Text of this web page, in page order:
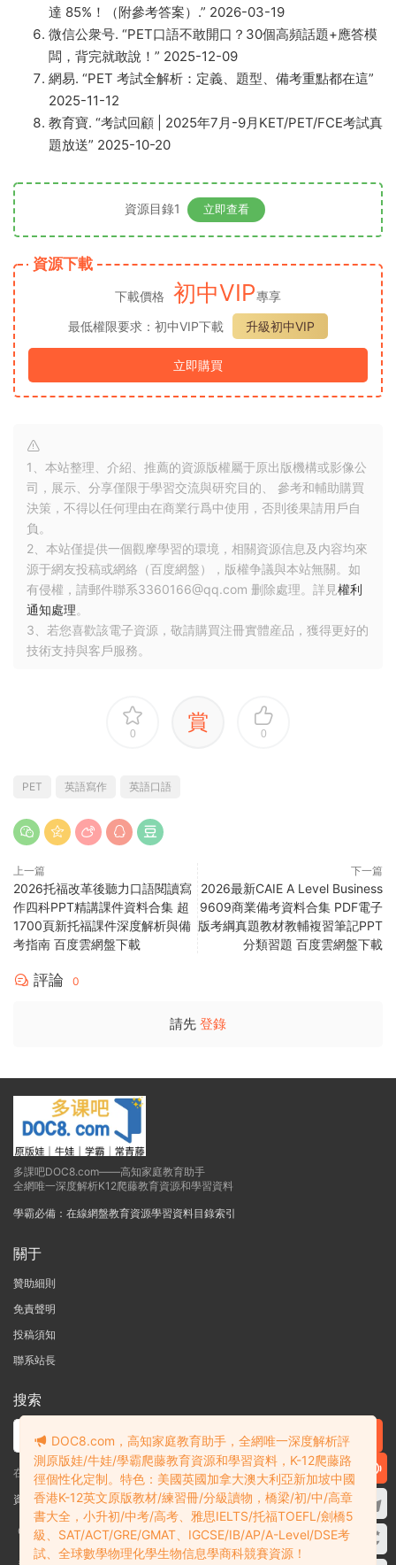
達 85%！（附參考答案）.” 2026-03-19
微信公衆号. “PET口語不敢開口？30個高頻話題+應答模
闆，背完就敢說！” 2025-12-09
網易. “PET 考試全解析：定義、題型、備考重點都在這”
2025-11-12
教育寶. “考試回顧 | 2025年7月-9月KET/PET/FCE考試真
題放送” 2025-10-20
資源目錄1 立即查看
資源下載
下載價格 初中VIP專享
最低權限要求：初中VIP下載
升級初中VIP
立即購買
1、本站整理、介紹、推薦的資源版權屬于原出版機構或影像公
司，展示、分享僅限于學習交流與研究目的、 參考和輔助購買
決策，不得以任何理由在商業行爲中使用，否則後果請用戶自
負。
2、本站僅提供一個觀摩學習的環境，相關資源信息及内容均來
源于網友投稿或網絡（百度網盤），版權争議與本站無關。如
有侵權，請郵件聯系3360166@qq.com 删除處理。詳見權利
通知處理。
3、若您喜歡該電子資源，敬請購買注冊實體産品，獲得更好的
技術支持與客戶服務。
0 賞 0
PET 英語寫作 英語口語
上一篇
2026托福改革後聽力口語閱讀寫
作四科PPT精講課件資料合集 超
1700頁新托福課件深度解析與備
考指南 百度雲網盤下載
下一篇
2026最新CAIE A Level Business
9609商業備考資料合集 PDF電子
版考綱真題教材教輔複習筆記PPT
分類習題 百度雲網盤下載
評論 0
請先 登錄
多課吧DOC8.com——高知家庭教育助手
全網唯一深度解析K12爬藤教育資源和學習資料
學霸必備：在線網盤教育資源學習資料目錄索引
關于
贊助細則
免責聲明
投稿須知
聯系站長
搜索
在線搜索GK-G12海量英文原版教材/章節書/國際考試/學科競賽資料！
資料失效？沒找到需要的？網站意見建議？請提交工單查看我的工單
Copyright © 2004-2026 多課吧DOC8.com 渝ICP備2022004389号-1
渝公
網安備50010502003111号
DOC8.com，高知家庭教育助手，全網唯一深度解析評
測原版娃/牛娃/學霸爬藤教育資源和學習資料，K-12爬藤路
徑個性化定制。特色：美國英國加拿大澳大利亞新加坡中國
香港K-12英文原版教材/練習冊/分級讀物，橋梁/初/中/高章
書大全，小升初/中考/高考、雅思IELTS/托福TOEFL/劍橋5
級、SAT/ACT/GRE/GMAT、IGCSE/IB/AP/A-Level/DSE考
試、全球數學物理化學生物信息學商科競賽資源！